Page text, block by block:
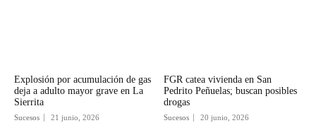
Explosión por acumulación de gas
deja a adulto mayor grave en La
Sierrita
Sucesos 21 junio, 2026
FGR catea vivienda en San
Pedrito Peñuelas; buscan posibles
drogas
Sucesos 20 junio, 2026